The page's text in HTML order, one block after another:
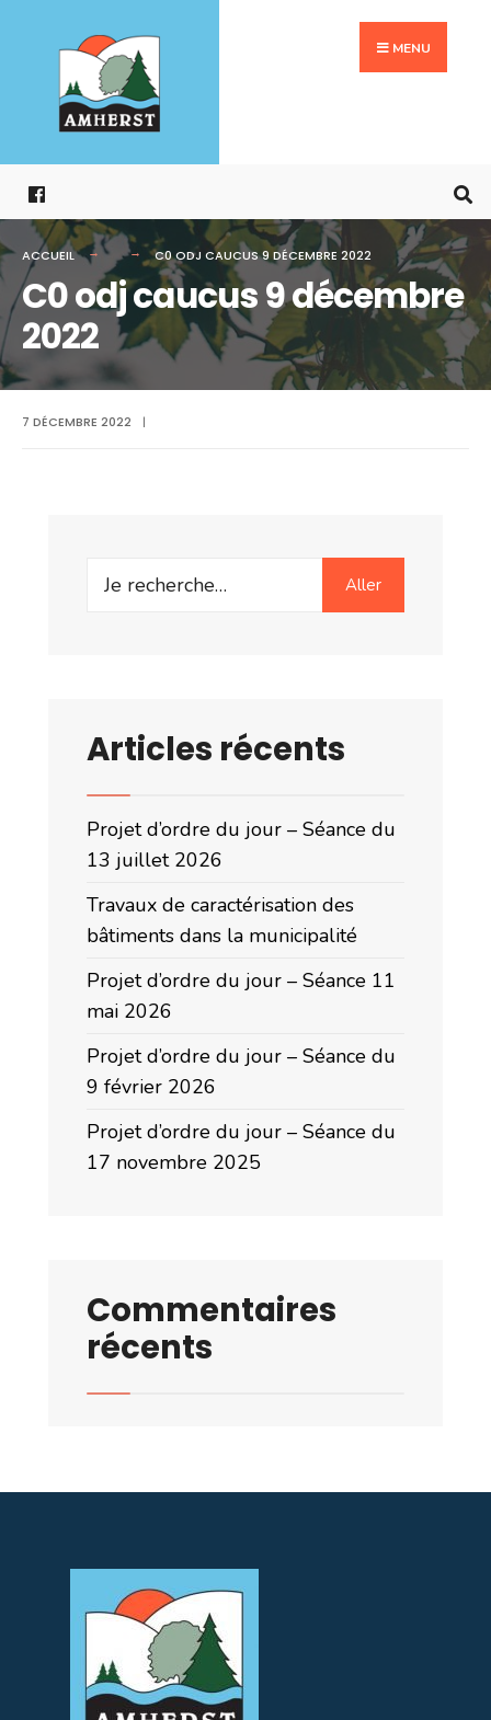
contenu
MENU
ACCUEIL C0 ODJ CAUCUS 9 DÉCEMBRE 2022
C0 odj caucus 9 décembre
2022
7 DÉCEMBRE 2022 |
Search
Aller
Articles récents
Projet d’ordre du jour – Séance du
13 juillet 2026
Travaux de caractérisation des
bâtiments dans la municipalité
Projet d’ordre du jour – Séance 11
mai 2026
Projet d’ordre du jour – Séance du
9 février 2026
Projet d’ordre du jour – Séance du
17 novembre 2025
Commentaires
récents
for: